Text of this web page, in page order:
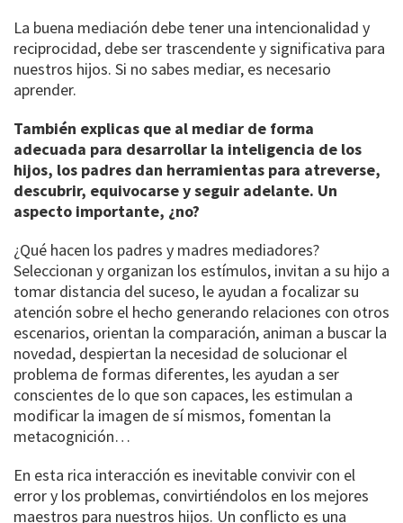
La buena mediación debe tener una intencionalidad y
reciprocidad, debe ser trascendente y significativa para
nuestros hijos. Si no sabes mediar, es necesario
aprender.
También explicas que al mediar de forma
adecuada para desarrollar la inteligencia de los
hijos, los padres dan herramientas para atreverse,
descubrir, equivocarse y seguir adelante. Un
aspecto importante, ¿no?
¿Qué hacen los padres y madres mediadores?
Seleccionan y organizan los estímulos, invitan a su hijo a
tomar distancia del suceso, le ayudan a focalizar su
atención sobre el hecho generando relaciones con otros
escenarios, orientan la comparación, animan a buscar la
novedad, despiertan la necesidad de solucionar el
problema de formas diferentes, les ayudan a ser
conscientes de lo que son capaces, les estimulan a
modificar la imagen de sí mismos, fomentan la
metacognición…
En esta rica interacción es inevitable convivir con el
error y los problemas, convirtiéndolos en los mejores
maestros para nuestros hijos. Un conflicto es una